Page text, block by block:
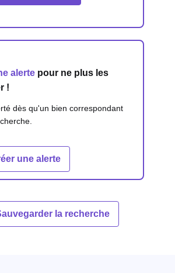
alerte pour ne plus les
!
dès qu'un bien correspondant
une alerte
la recherche